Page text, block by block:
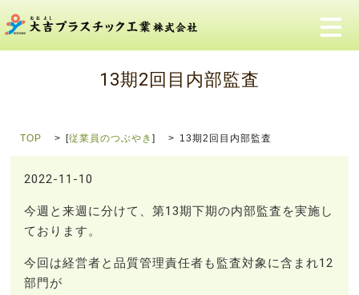
メ
13期2回目内部監査
TOP [従業員のつぶやき] 13期2回目内部監査
2022-11-10
今週と来週に分けて、第13期下期の内部監査を実施し
ております。
今回は経営者と品質管理責任者も監査対象に含まれ12
部門が